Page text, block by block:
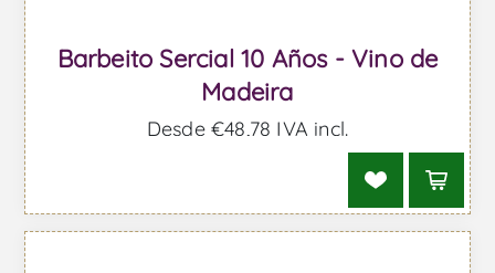
Barbeito Sercial 10 Años - Vino de
Madeira
Desde €48,78 IVA incl.